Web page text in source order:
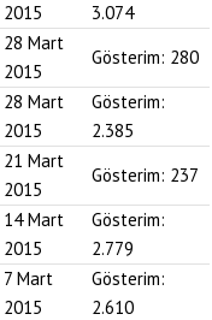
2015
3.074
28 Mart
2015
Gösterim: 280
28 Mart
2015
Gösterim:
2.385
21 Mart
2015
Gösterim: 237
14 Mart
2015
Gösterim:
2.779
7 Mart
2015
Gösterim:
2.610